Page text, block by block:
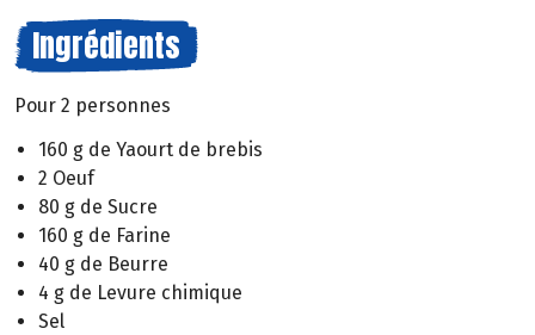
Ingrédients
Pour 2 personnes
160 g de Yaourt de brebis
2 Oeuf
80 g de Sucre
160 g de Farine
40 g de Beurre
4 g de Levure chimique
Sel